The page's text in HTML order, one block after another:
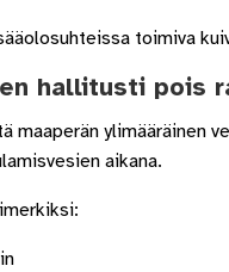
toimiva
hallitusti pois
maaperän
aikana.